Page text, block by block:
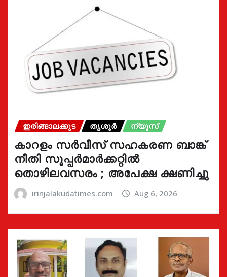
ഇരിങ്ങാലക്കുട തൃശൂർ ന്യൂസ്
കാറളം സർവീസ് സഹകരണ ബാങ്ക്
നീതി സൂപ്പർമാർക്കറ്റിൽ
തൊഴിലവസരം ; അപേക്ഷ ക്ഷണിച്ചു
irinjalakudatimes.com Aug 6, 2026